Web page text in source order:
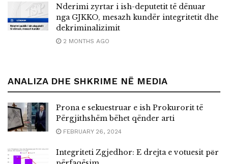
Nderimi zyrtar i ish-deputetit të dënuar
nga GJKKO, mesazh kundër integritetit dhe
dekriminalizimit
2 MONTHS AGO
ANALIZA DHE SHKRIME NË MEDIA
Prona e sekuestruar e ish Prokurorit të
Përgjithshëm bëhet qënder arti
FEBRUARY 26, 2024
Integriteti Zgjedhor: E drejta e votuesit pёr